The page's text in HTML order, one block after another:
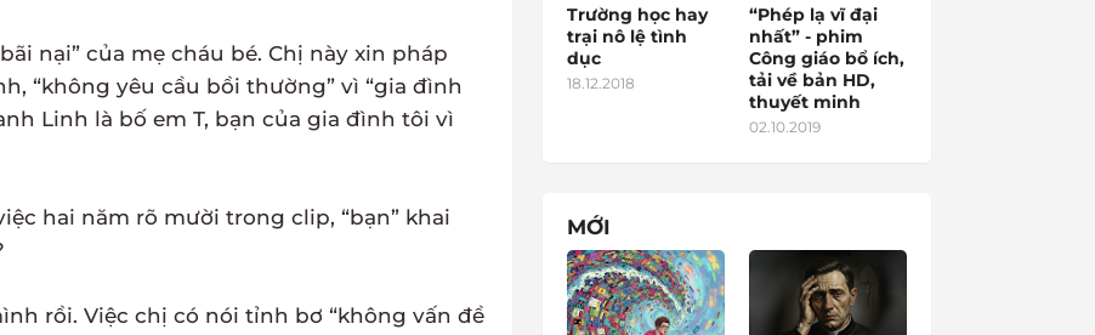
nại” của mẹ cháu bé. Chị này xin pháp
“không yêu cầu bồi thường” vì “gia đình
Linh là bố em T, bạn của gia đình tôi vì
hai năm rõ mười trong clip, “bạn” khai
rồi. Việc chị có nói tỉnh bơ “không vấn đề
Trường học hay
trại nô lệ tình
dục
18.12.2018
“Phép lạ vĩ đại
nhất” - phim
Công giáo bổ ích,
tải về bản HD,
thuyết minh
02.10.2019
MỚI